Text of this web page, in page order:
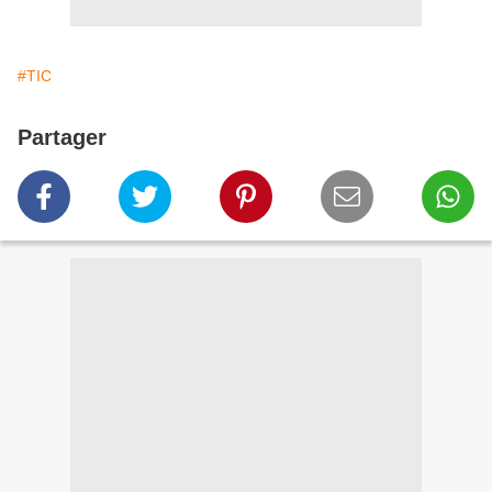
#TIC
Partager